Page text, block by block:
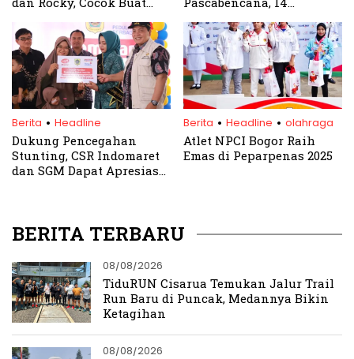
Anggaran Terbatas
Selesai Sebelum Idul Adha
Berita . Headline
Dukung Pencegahan
Stunting, CSR Indomaret
dan SGM Dapat Apresiasi
Berita . Headline . olahraga
Atlet NPCI Bogor Raih
Emas di Peparpenas 2025
BERITA TERBARU
08/08/2026
TiduRUN Cisarua Temukan Jalur Trail
Run Baru di Puncak, Medannya Bikin
Ketagihan
08/08/2026